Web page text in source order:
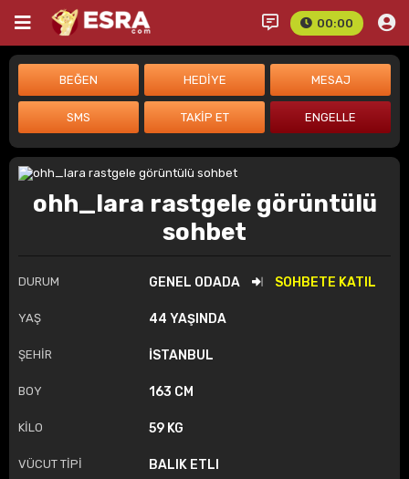
00:00
ohh_lara rastgele görüntülü
sohbet
DURUM GENEL ODADA SOHBETE KATIL
YAŞ 44 YAŞINDA
ŞEHİR İSTANBUL
BOY 163 CM
KİLO 59 KG
VÜCUT TİPİ BALIK ETLI